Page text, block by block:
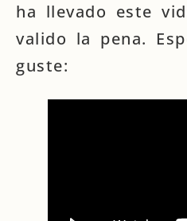
ha llevado este
valido la pena.
guste: